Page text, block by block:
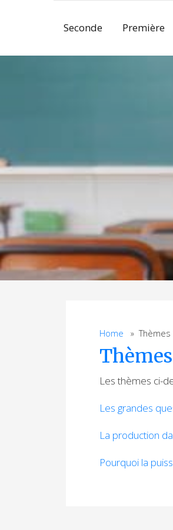
Seconde Première
Home » Thèmes
Les thèmes ci-
Les grandes
La production
Pourquoi la